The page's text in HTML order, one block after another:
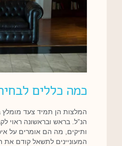
כמה כללים
המלצות הן תמיד צעד מומלץ
הנ”ל. בראש ובראשונה ראוי
ותיקים, מה הם אומרים על
המעוניינים לתשאל קודם